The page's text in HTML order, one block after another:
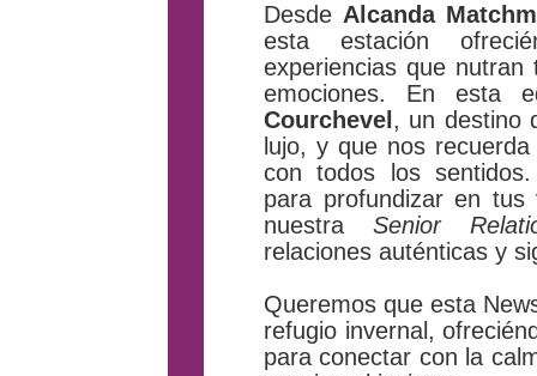
Desde Alcanda
esta estación
experiencias que nutran
emociones. En esta
Courchevel , un destino
lujo, y que nos
con todos los
para profundizar en
nuestraSenior
relaciones auténticas y
Queremos que esta
refugio invernal,
para conectar con la